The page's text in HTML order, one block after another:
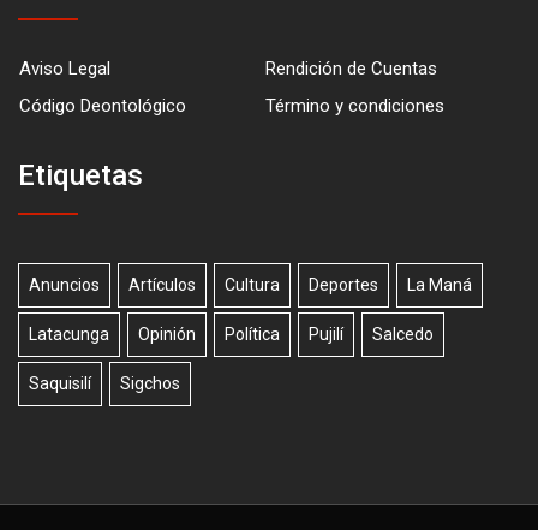
Aviso Legal
Rendición de Cuentas
Código Deontológico
Término y condiciones
Etiquetas
Anuncios Artículos Cultura Deportes La Maná
Latacunga Opinión Política Pujilí Salcedo
Saquisilí Sigchos